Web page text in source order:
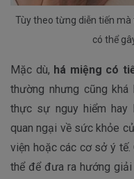
Tùy theo từng diễn tiến
có thể
Mặc dù, há miệng có
thường nhưng cũng
thực sự nguy hiểm hay
quan ngại về sức khỏe
viện hoặc các cơ sở ý
thể để đưa ra hướng